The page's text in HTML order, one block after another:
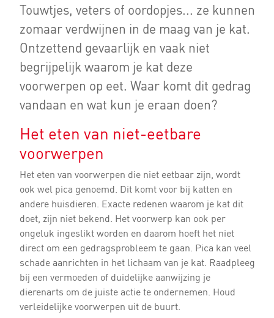
Touwtjes, veters of oordopjes... ze kunnen
zomaar verdwijnen in de maag van je kat.
Ontzettend gevaarlijk en vaak niet
begrijpelijk waarom je kat deze
voorwerpen op eet. Waar komt dit gedrag
vandaan en wat kun je eraan doen?
Het eten van niet-eetbare
voorwerpen
Het eten van voorwerpen die niet eetbaar zijn, wordt
ook wel pica genoemd. Dit komt voor bij katten en
andere huisdieren. Exacte redenen waarom je kat dit
doet, zijn niet bekend. Het voorwerp kan ook per
ongeluk ingeslikt worden en daarom hoeft het niet
direct om een gedragsprobleem te gaan. Pica kan veel
schade aanrichten in het lichaam van je kat. Raadpleeg
bij een vermoeden of duidelijke aanwijzing je
dierenarts om de juiste actie te ondernemen. Houd
verleidelijke voorwerpen uit de buurt.